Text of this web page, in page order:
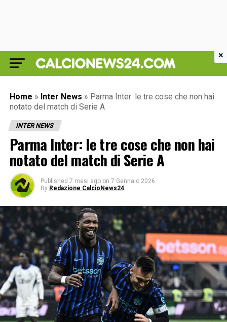
Home » Inter News » Parma Inter: le tre cose che non hai
notato del match di Serie A
INTER NEWS
Parma Inter: le tre cose che non hai
notato del match di Serie A
Published 7 mesi ago on 7 Gennaio 2026
By Redazione CalcioNews24
×